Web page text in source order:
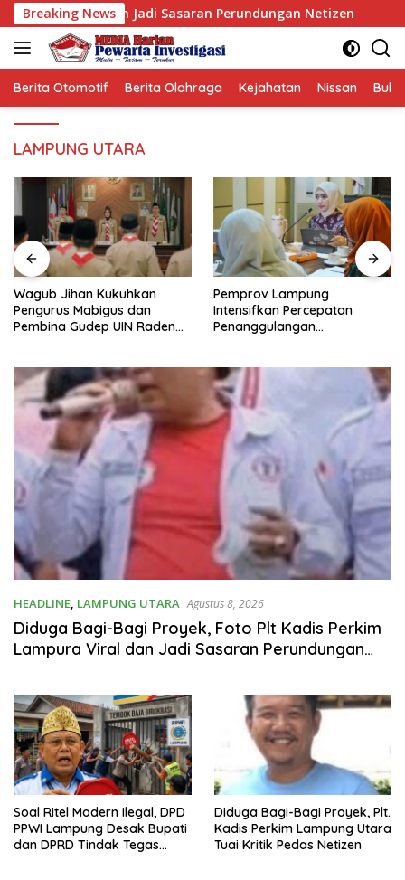
Langsung
ke
konten
Breaking News
dan Jadi Sasaran Perundungan Netizen Wagub
Berita Otomotif Berita Olahraga Kejahatan Nissan
LAMPUNG UTARA
Wagub Jihan Kukuhkan
Pengurus Mabigus dan
Pembina Gudep UIN Raden
Muda
Pemprov Lampung
Intensifkan Percepatan
Penanggulangan
HEADLINE, LAMPUNG UTARA Agustus 8, 2026
Diduga Bagi-Bagi Proyek, Foto Plt Kadis Perkim
Lampura Viral dan Jadi Sasaran Perundungan
Soal Ritel Modern Ilegal, DPD
PPWI Lampung Desak Bupati
dan DPRD Tindak Tegas
Diduga Bagi-Bagi Proyek, Plt.
Kadis Perkim Lampung Utara
Tuai Kritik Pedas Netizen